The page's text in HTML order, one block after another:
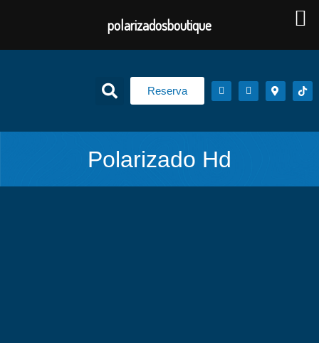
Reserva
Polarizado Hd
polarizadosboutique